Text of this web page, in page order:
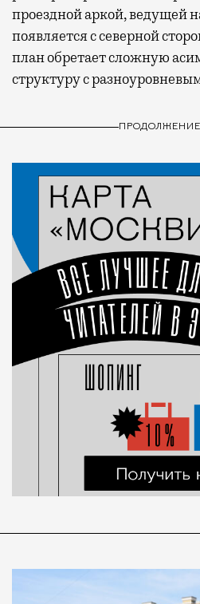
проездной аркой, ведущей
появляется с северной
план обретает сложную
структуру с